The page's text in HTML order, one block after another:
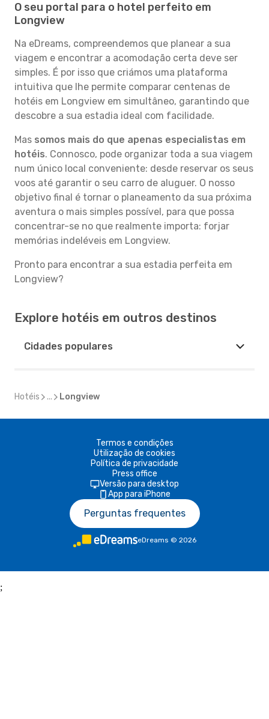
O seu portal para o hotel perfeito em
Longview
Na eDreams, compreendemos que planear a sua
viagem e encontrar a acomodação certa deve ser
simples. É por isso que criámos uma plataforma
intuitiva que lhe permite comparar centenas de
hotéis em Longview em simultâneo, garantindo que
descobre a sua estadia ideal com facilidade.
Mas somos mais do que apenas especialistas em
hotéis. Connosco, pode organizar toda a sua viagem
num único local conveniente: desde reservar os seus
voos até garantir o seu carro de aluguer. O nosso
objetivo final é tornar o planeamento da sua próxima
aventura o mais simples possível, para que possa
concentrar-se no que realmente importa: forjar
memórias indeléveis em Longview.
Pronto para encontrar a sua estadia perfeita em
Longview?
Explore hotéis em outros destinos
Cidades populares
Hotéis ... Longview
Termos e condições
Utilização de cookies
Política de privacidade
Press office
Versão para desktop
App para iPhone
Perguntas frequentes
eDreams © 2026
;